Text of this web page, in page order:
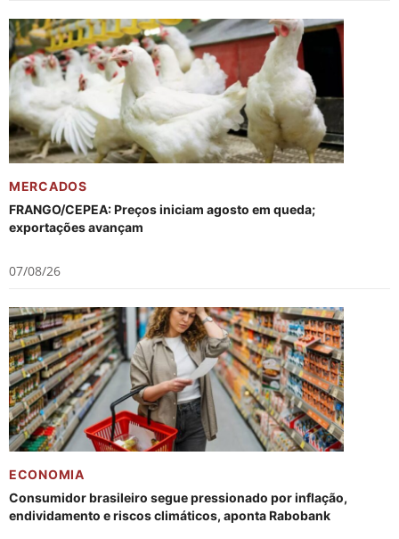
MERCADOS
FRANGO/CEPEA: Preços iniciam agosto em queda;
exportações avançam
07/08/26
ECONOMIA
Consumidor brasileiro segue pressionado por inflação,
endividamento e riscos climáticos, aponta Rabobank